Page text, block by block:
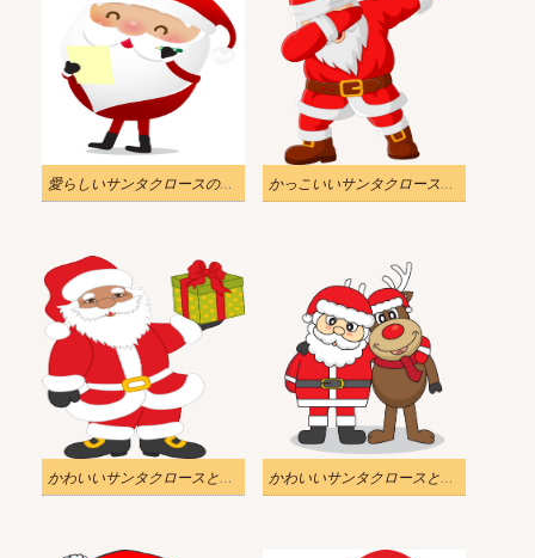
愛らしいサンタクロースのイラスト かっこいいサンタクロースのイラスト透明
かわいいサンタクロースとギフトボックスのイラスト透明 かわいいサンタクロースとトナカイのイラスト透明